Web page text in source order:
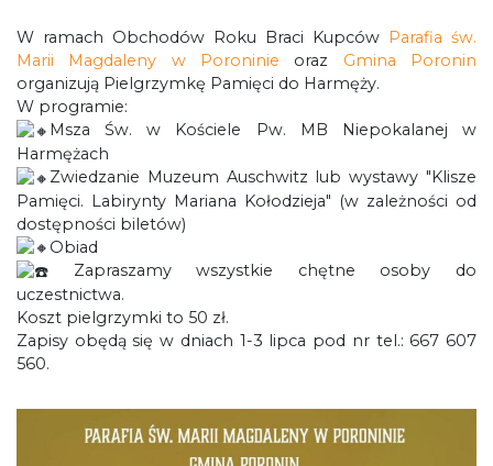
W ramach Obchodów Roku Braci Kupców Parafia św.
Marii Magdaleny w Poroninie oraz Gmina Poronin
organizują Pielgrzymkę Pamięci do Harmęży.
W programie:
Msza Św. w Kościele Pw. MB Niepokalanej w
Harmężach
Zwiedzanie Muzeum Auschwitz lub wystawy "Klisze
Pamięci. Labirynty Mariana Kołodzieja" (w zależności od
dostępności biletów)
Obiad
Zapraszamy wszystkie chętne osoby do
uczestnictwa.
Koszt pielgrzymki to 50 zł.
Zapisy obędą się w dniach 1-3 lipca pod nr tel.: 667 607
560.